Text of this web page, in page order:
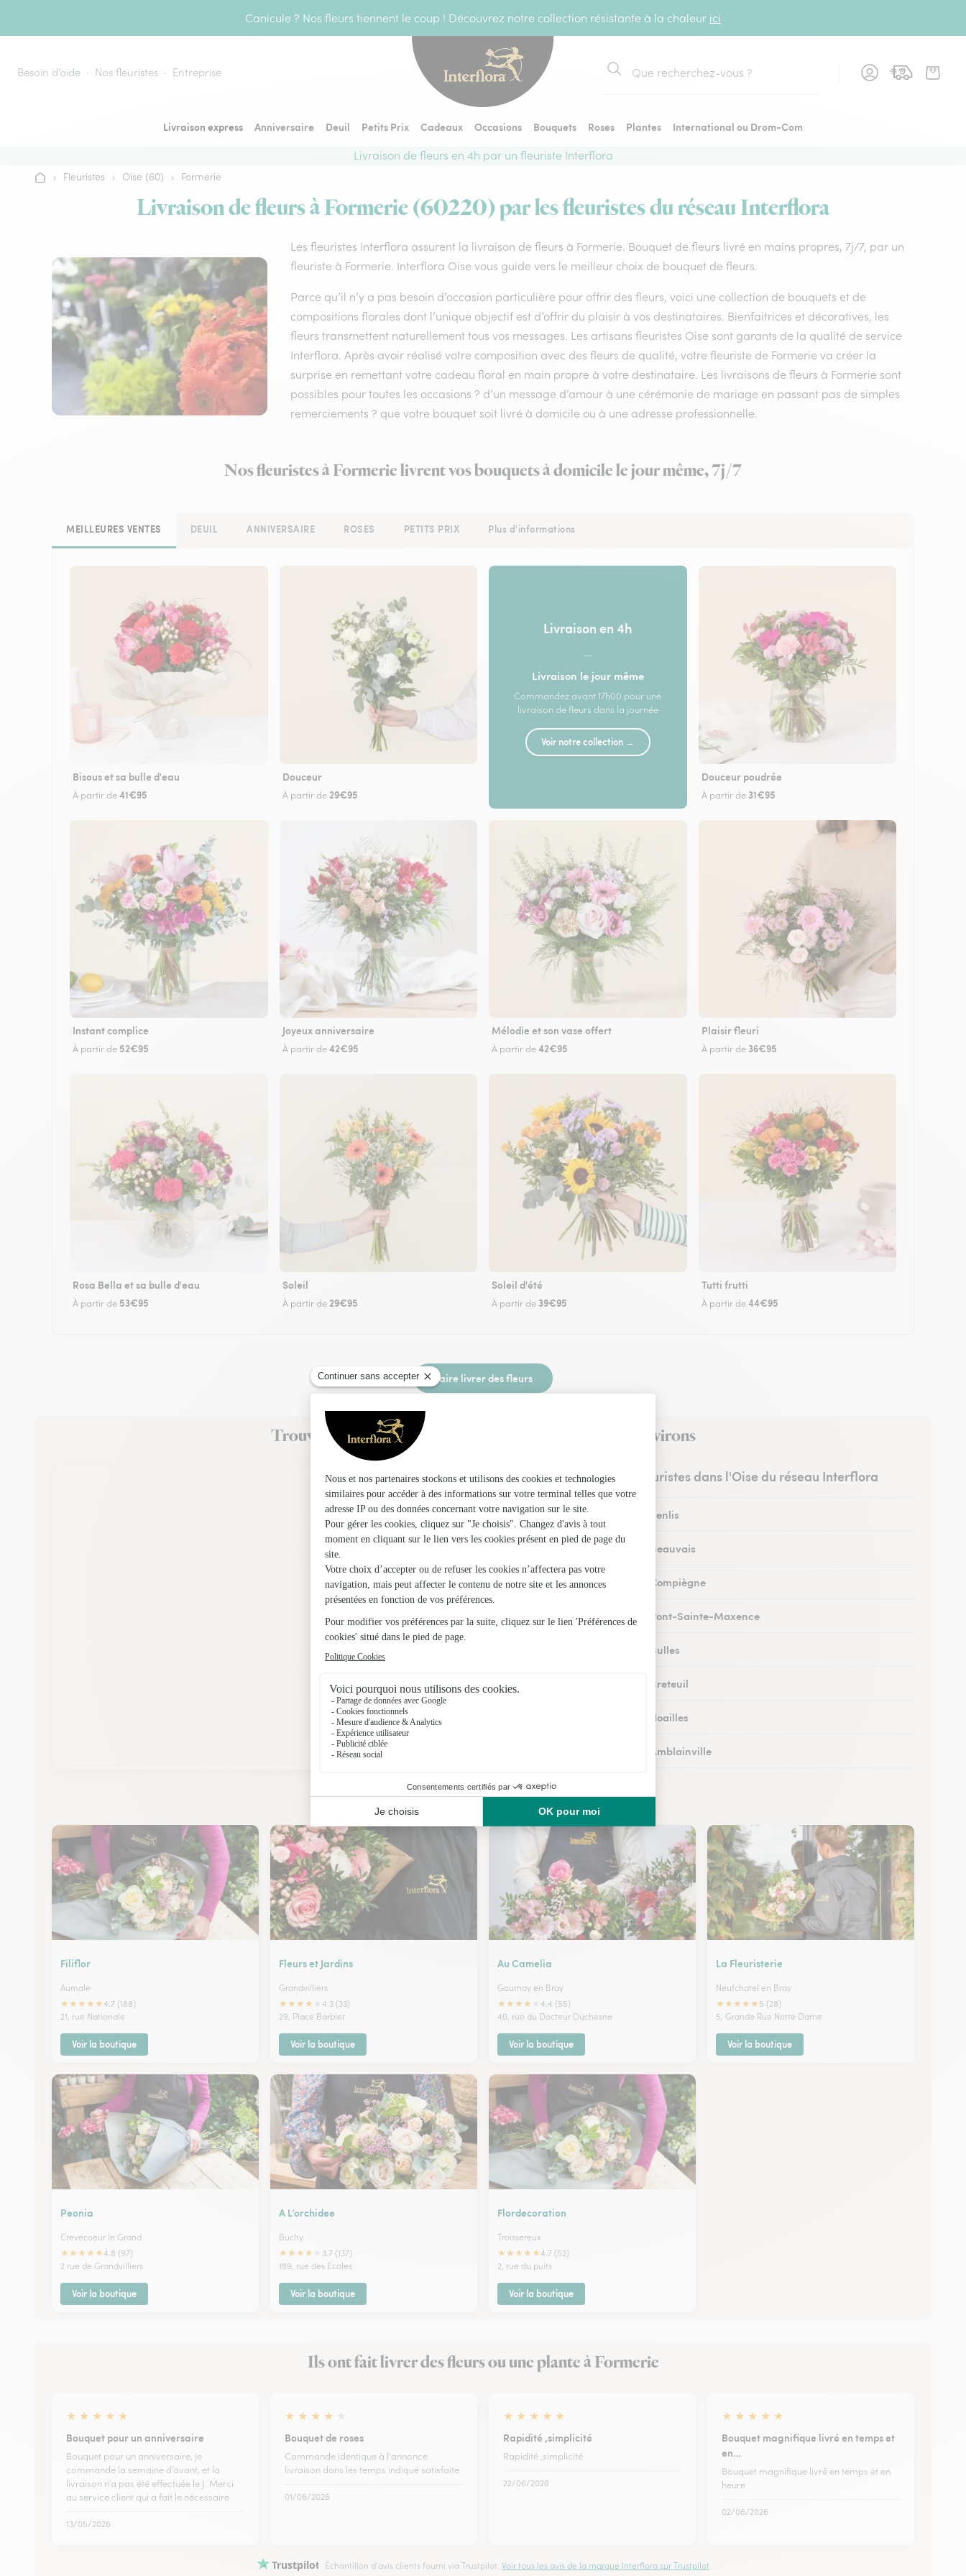
Canicule ? Nos fleurs tiennent le coup ! Découvrez notre collection résistante à la chaleur ici
Besoin d’aide Nos fleuristes Entreprise
Rechercher
Livraison express Anniversaire Deuil Petits Prix Cadeaux Occasions Bouquets Roses Plantes
International ou Drom-Com
Livraison de fleurs en 4h par un fleuriste Interflora
Accueil
› Fleuristes › Oise (60) › Formerie
Livraison de fleurs à Formerie (60220) par les fleuristes du réseau Interflora
Les fleuristes Interflora assurent la livraison de fleurs à Formerie. Bouquet de fleurs livré en mains propres, 7j/7, par un
fleuriste à Formerie. Interflora Oise vous guide vers le meilleur choix de bouquet de fleurs.
Parce qu’il n’y a pas besoin d’occasion particulière pour offrir des fleurs, voici une collection de bouquets et de
compositions florales dont l’unique objectif est d’offrir du plaisir à vos destinataires. Bienfaitrices et décoratives, les
fleurs transmettent naturellement tous vos messages. Les artisans fleuristes Oise sont garants de la qualité de service
Interflora. Après avoir réalisé votre composition avec des fleurs de qualité, votre fleuriste de Formerie va créer la
surprise en remettant votre cadeau floral en main propre à votre destinataire. Les livraisons de fleurs à Formerie sont
possibles pour toutes les occasions ? d’un message d’amour à une cérémonie de mariage en passant pas de simples
remerciements ? que votre bouquet soit livré à domicile ou à une adresse professionnelle.
Nos fleuristes à Formerie livrent vos bouquets à domicile le jour même, 7j/7
MEILLEURES VENTES DEUIL ANNIVERSAIRE ROSES PETITS PRIX Plus d'informations
Bisous et sa bulle d'eau
À partir de41€95
Douceur
À partir de 29€95
Livraison en 4h
—
Livraison le jour même
Commandez avant 17h00 pour une
livraison de fleurs dans la journée
Voir notre collection →
Douceur poudrée
À partir de 31€95
Instant complice
À partir de 52€95
Joyeux anniversaire
À partir de42€95
Mélodie et son vase offert
À partir de42€95
Plaisir fleuri
À partir de 36€95
Rosa Bella et sa bulle d'eau
À partir de 53€95
Soleil
À partir de 29€95
Soleil d'été
À partir de 39€95
Tutti frutti
À partir de44€95
Faire livrer des fleurs
Trouvez un fleuriste Interflora à Formerie et dans ses environs
Les fleuristes dans l'Oise du réseau Interflora
Fleuristes à Senlis
Fleuristes à Beauvais
Fleuristes à Compiègne
Fleuristes à Pont-Sainte-Maxence
Fleuristes à Bulles
Fleuristes à Breteuil
Fleuristes à Noailles
Fleuristes à Amblainville
Fleuristes à Lierville
Nos fleuristes à Formerie
Filiflor
Aumale
★★★★★4.7 (188)
21, rue Nationale
Voir la boutique
Fleurs et Jardins
Grandvilliers
★★★★
4.3 (33)
29, Place Barbier
Voir la boutique
Au Camelia
Gournay en Bray
★★★★
4.4 (55)
40, rue du Docteur Duchesne
Voir la boutique
La Fleuristerie
Neufchatel en Bray
★★★★★ 5 (28)
5, Grande Rue Notre Dame
Voir la boutique
Peonia
Crevecoeur le Grand
★★★★★4.8 (97)
2 rue de Grandvilliers
Voir la boutique
A L’orchidee
Buchy
★★★★
3.7 (137)
189, rue des Ecoles
Voir la boutique
Flordecoration
Troissereux
★★★★★4.7 (52)
2, rue du puits
Voir la boutique
Ils ont fait livrer des fleurs ou une plante à Formerie
★ ★ ★ ★ ★
Bouquet pour un anniversaire
Bouquet pour un anniversaire, je
commande la semaine d’avant, et la
livraison n’a pas été effectuée le J. Merci
au service client qui a fait le nécessaire
13/05/2026
★ ★ ★ ★
Bouquet de roses
Commande identique à l'annonce
livraison dans les temps indiqué satisfaite
01/06/2026
★ ★ ★ ★ ★
Rapidité ,simplicité
Rapidité ,simplicité
22/06/2026
★ ★ ★ ★ ★
Bouquet magnifique livré en temps et
en…
Bouquet magnifique livré en temps et en
heure
02/06/2026
Trustpilot Échantillon d'avis clients fourni via Trustpilot.Voir tous les avis de la marque Interflora sur Trustpilot